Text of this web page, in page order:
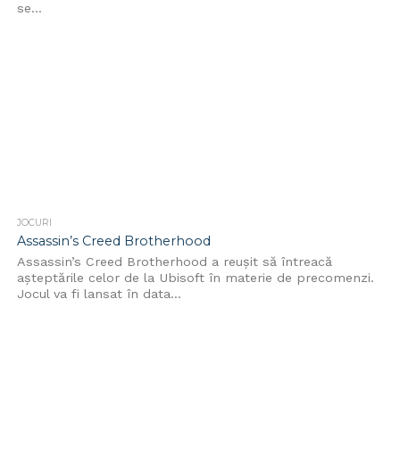
se...
JOCURI
Assassin’s Creed Brotherhood
Assassin’s Creed Brotherhood a reușit să întreacă
așteptările celor de la Ubisoft în materie de precomenzi.
Jocul va fi lansat în data...